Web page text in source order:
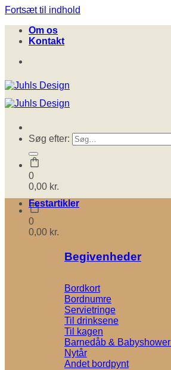
Fortsæt til indhold
Om os
Kontakt
Søg efter:
0
0,00 kr.
0
0,00 kr.
Festartikler
Begivenheder
Bordkort
Bordnumre
Servietringe
Til drinksene
Til kagen
Barnedåb & Babyshower
Nytår
Andet bordpynt